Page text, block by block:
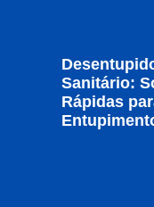
Sanitário:
Rápidas